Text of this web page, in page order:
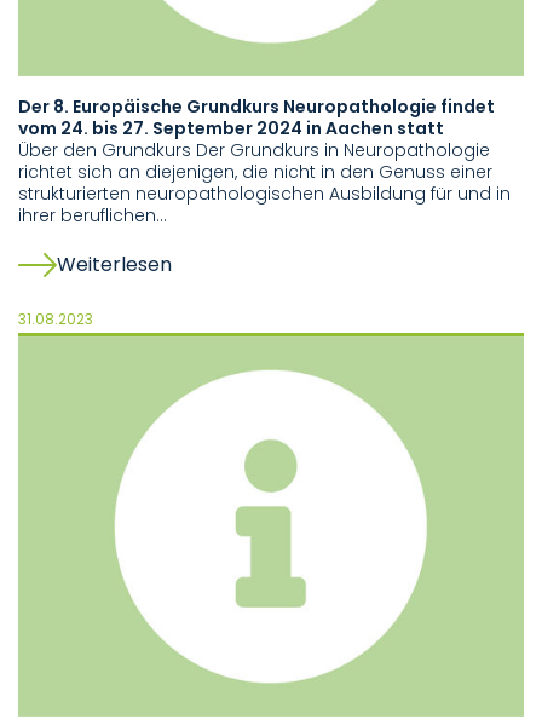
Der 8. Europäische Grundkurs Neuropathologie findet
vom 24. bis 27. September 2024 in Aachen statt
Über den Grundkurs Der Grundkurs in Neuropathologie
richtet sich an diejenigen, die nicht in den Genuss einer
strukturierten neuropathologischen Ausbildung für und in
ihrer beruflichen…
Weiterlesen
31.08.2023